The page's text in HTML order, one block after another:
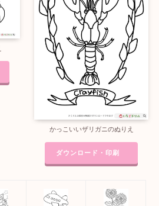
かっこいいザリガニのぬりえ
ダウンロード・印刷